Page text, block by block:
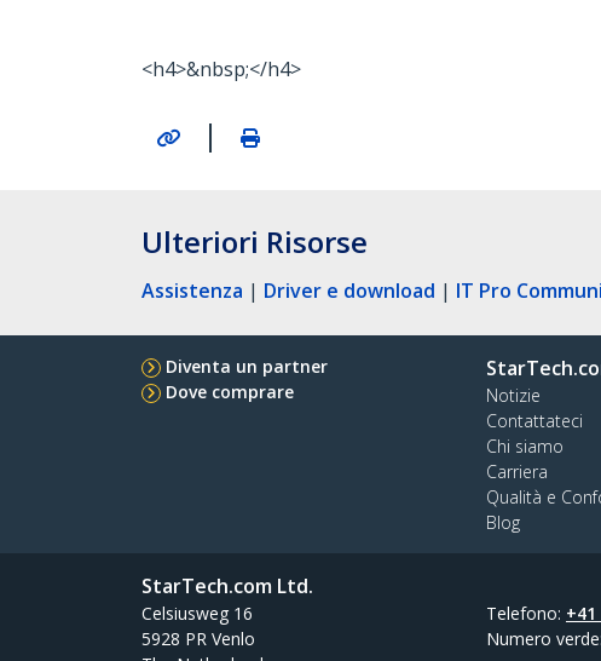
<h4>&nbsp;</h4>
|
Ulteriori Risorse
Assistenza | Driver e download | IT Pro
Diventa un partner
Dove comprare
Notizie
Contattateci
Chi siamo
Carriera
Qualità e
Blog
StarTech.com Ltd.
Celsiusweg 16
5928 PR Venlo
Telefono: +41
Numero verde: